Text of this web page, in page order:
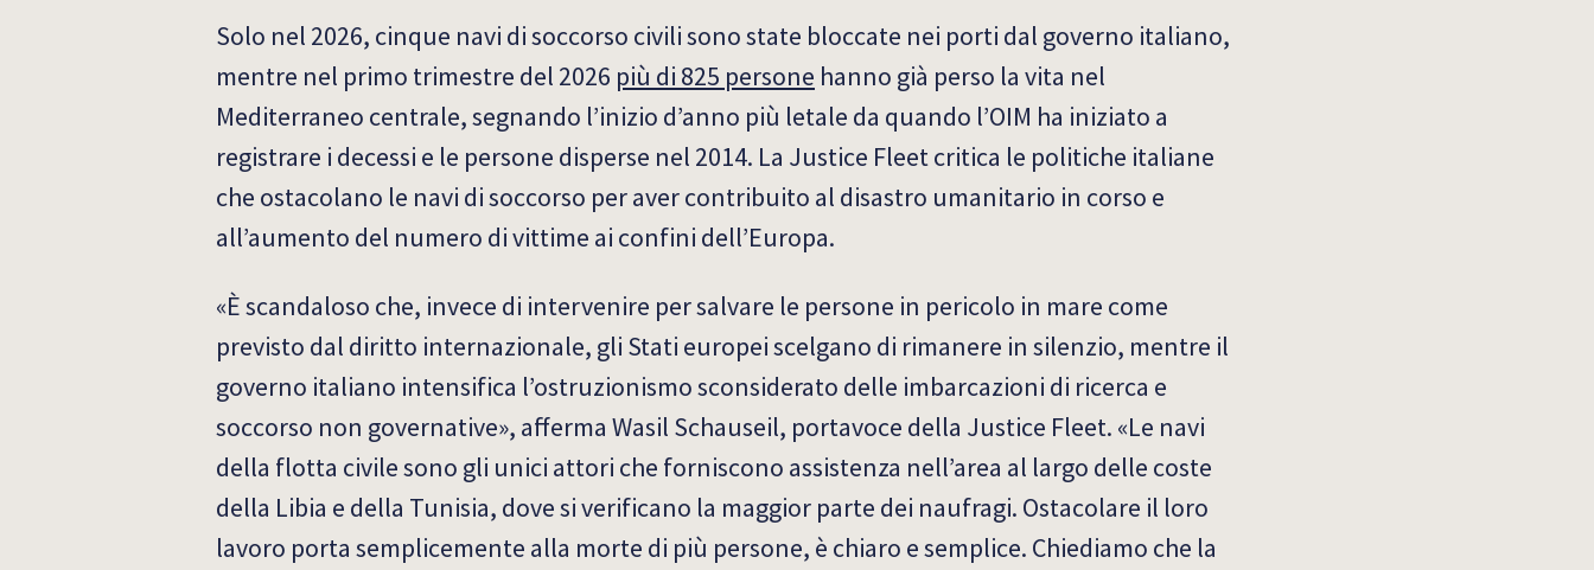
Solo nel 2026, cinque navi di soccorso civili sono state bloccate nei porti dal governo italiano,
mentre nel primo trimestre del 2026 più di 825 persone hanno già perso la vita nel
Mediterraneo centrale, segnando l’inizio d’anno più letale da quando l’OIM ha iniziato a
registrare i decessi e le persone disperse nel 2014. La Justice Fleet critica le politiche italiane
che ostacolano le navi di soccorso per aver contribuito al disastro umanitario in corso e
all’aumento del numero di vittime ai confini dell’Europa.
«È scandaloso che, invece di intervenire per salvare le persone in pericolo in mare come
previsto dal diritto internazionale, gli Stati europei scelgano di rimanere in silenzio, mentre il
governo italiano intensifica l’ostruzionismo sconsiderato delle imbarcazioni di ricerca e
soccorso non governative», afferma Wasil Schauseil, portavoce della Justice Fleet. «Le navi
della flotta civile sono gli unici attori che forniscono assistenza nell’area al largo delle coste
della Libia e della Tunisia, dove si verificano la maggior parte dei naufragi. Ostacolare il loro
lavoro porta semplicemente alla morte di più persone, è chiaro e semplice. Chiediamo che la